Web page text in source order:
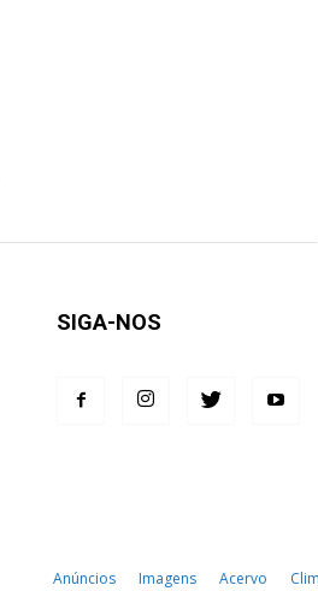
SIGA-NOS
Anúncios Imagens Acervo